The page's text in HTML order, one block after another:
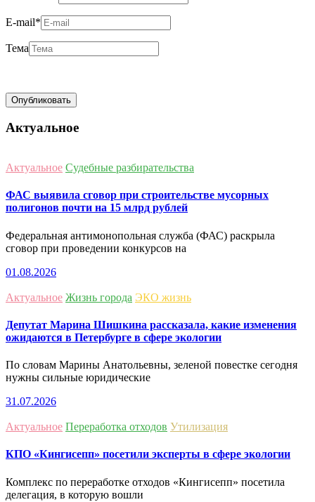
E-mail*
Тема
Актуальное
Актуальное Судебные разбирательства
ФАС выявила сговор при строительстве мусорных
полигонов почти на 15 млрд рублей
Федеральная антимонопольная служба (ФАС) раскрыла
сговор при проведении конкурсов на
01.08.2026
Актуальное Жизнь города ЭКО жизнь
Депутат Марина Шишкина рассказала, какие изменения
ожидаются в Петербурге в сфере экологии
По словам Марины Анатольевны, зеленой повестке сегодня
нужны сильные юридические
31.07.2026
Актуальное Переработка отходов Утилизация
КПО «Кингисепп» посетили эксперты в сфере экологии
Комплекс по переработке отходов «Кингисепп» посетила
делегация, в которую вошли